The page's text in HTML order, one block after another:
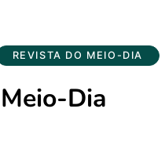
REVISTA DO MEIO-DIA
Dia